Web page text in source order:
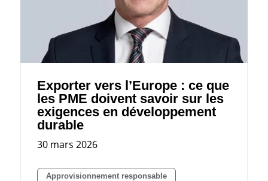
Exporter vers l’Europe : ce que
les PME doivent savoir sur les
exigences en développement
durable
30 mars 2026
Approvisionnement responsable